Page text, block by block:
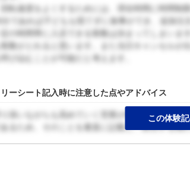
回転速度をよくするためには、滞在時間に時間
分であれば子どもも慌てずに食事ができ、追加
定の時間帯に入店できる客数は決まってしまい
客数がとれると思います。また当日キャンセル
呼び込むことが可能だと考えます。
ーシート記入時に注意した点やアドバイス
り添いながらも高めていく営業が特徴であると
あるため、そのことを素直に記載し、経営する側
この体験